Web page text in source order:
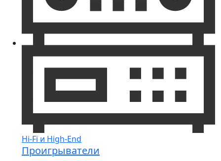
Hi-Fi и High-End
Проигрыватели